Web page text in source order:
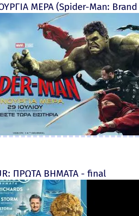
ΜΕΡΑ (Spider-Man:
ΠΡΩΤΑ ΒΗΜΑΤΑ - final